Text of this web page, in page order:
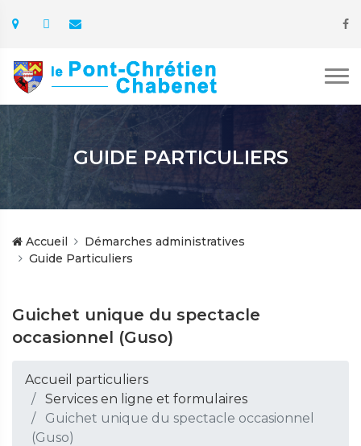
GUIDE PARTICULIERS
Accueil
Démarches administratives
Guide Particuliers
Guichet unique du spectacle
occasionnel (Guso)
Accueil particuliers
Services en ligne et formulaires
Guichet unique du spectacle occasionnel
(Guso)